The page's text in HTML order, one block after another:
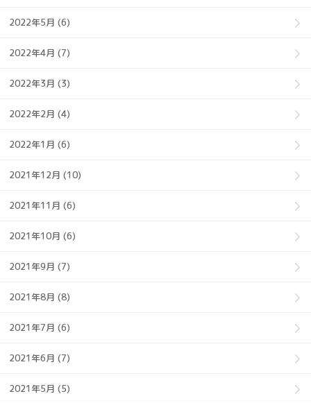
2022年5月 (6)
2022年4月 (7)
2022年3月 (3)
2022年2月 (4)
2022年1月 (6)
2021年12月 (10)
2021年11月 (6)
2021年10月 (6)
2021年9月 (7)
2021年8月 (8)
2021年7月 (6)
2021年6月 (7)
2021年5月 (5)